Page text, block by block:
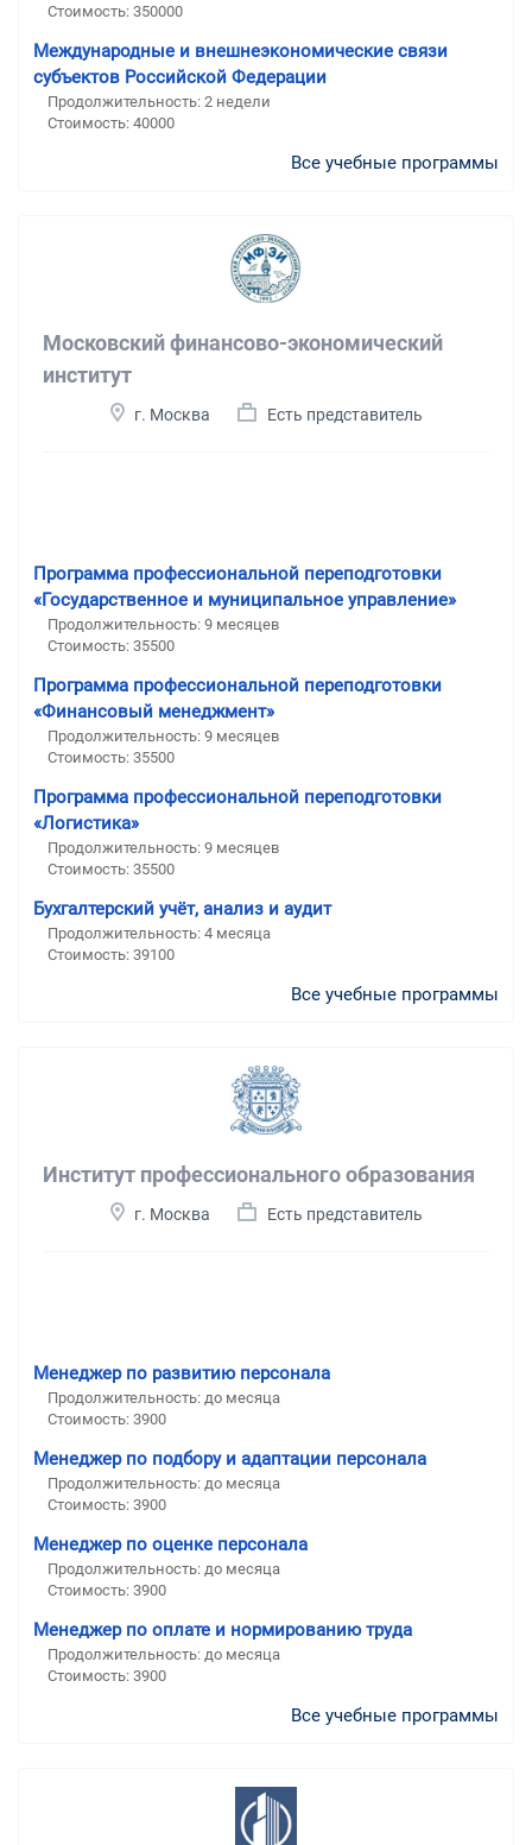
Стоимость: 350000
Международные и внешнеэкономические связи
субъектов Российской Федерации
Продолжительность: 2 недели
Стоимость: 40000
Все учебные программы
Московский финансово-экономический
институт
г. Москва Есть представитель
Программа профессиональной переподготовки
«Государственное и муниципальное управление»
Продолжительность: 9 месяцев
Стоимость: 35500
Программа профессиональной переподготовки
«Финансовый менеджмент»
Продолжительность: 9 месяцев
Стоимость: 35500
Программа профессиональной переподготовки
«Логистика»
Продолжительность: 9 месяцев
Стоимость: 35500
Бухгалтерский учёт, анализ и аудит
Продолжительность: 4 месяца
Стоимость: 39100
Все учебные программы
Институт профессионального образования
г. Москва Есть представитель
Менеджер по развитию персонала
Продолжительность: до месяца
Стоимость: 3900
Менеджер по подбору и адаптации персонала
Продолжительность: до месяца
Стоимость: 3900
Менеджер по оценке персонала
Продолжительность: до месяца
Стоимость: 3900
Менеджер по оплате и нормированию труда
Продолжительность: до месяца
Стоимость: 3900
Все учебные программы